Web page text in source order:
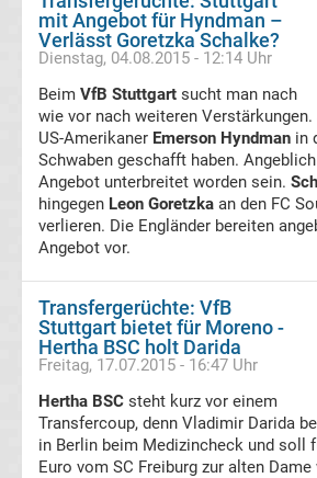
Transfergerüchte
1860
München
Transfergerüchte
Oldenburg
Transfergerüchte
VfB
mit Angebot für Hyndman –
Verlässt Goretzka Schalke?
Dienstag, 04.08.2015 - 12:14 Uhr
Beim VfB Stuttgart sucht man nach
wie vor nach weiteren
US-Amerikaner Emerson Hyndman in
Schwaben geschafft haben.
Angebot unterbreitet worden sein.
hingegen Leon Goretzka an den FC
verlieren. Die Engländer bereiten
Angebot vor.
Transfergerüchte: VfB
Stuttgart bietet für Moreno -
Hertha BSC holt Darida
Freitag, 17.07.2015 - 16:47 Uhr
Hertha BSC steht kurz vor einem
Transfercoup, denn Vladimir Darida
in Berlin beim Medizincheck und soll
Euro vom SC Freiburg zur alten